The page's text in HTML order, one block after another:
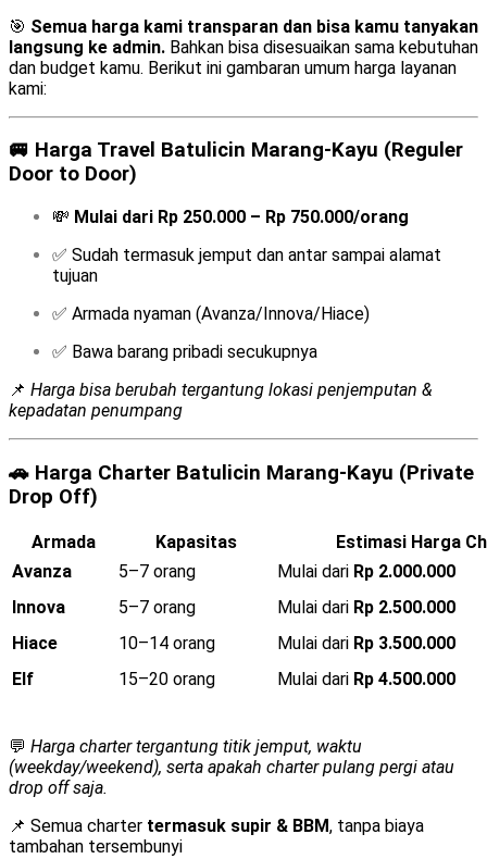
🎯 Semua harga kami transparan dan bisa kamu tanyakan
langsung ke admin. Bahkan bisa disesuaikan sama kebutuhan
dan budget kamu. Berikut ini gambaran umum harga layanan
kami:
🚐 Harga Travel Batulicin Marang-Kayu (Reguler
Door to Door)
💸 Mulai dari Rp 250.000 – Rp 750.000/orang
✅ Sudah termasuk jemput dan antar sampai alamat
tujuan
✅ Armada nyaman (Avanza/Innova/Hiace)
✅ Bawa barang pribadi secukupnya
📌 Harga bisa berubah tergantung lokasi penjemputan &
kepadatan penumpang
🚗 Harga Charter Batulicin Marang-Kayu (Private
Drop Off)
Armada Kapasitas
Estimasi Harga
Avanza
5–7 orang Mulai dari Rp 2.000.000
Innova
5–7 orang Mulai dari Rp 2.500.000
Hiace
10–14 orang Mulai dari Rp 3.500.000
Elf
15–20 orang Mulai dari Rp 4.500.000
💬 Harga charter tergantung titik jemput, waktu
(weekday/weekend), serta apakah charter pulang pergi atau
drop off saja.
📌 Semua charter termasuk supir & BBM, tanpa biaya
tambahan tersembunyi